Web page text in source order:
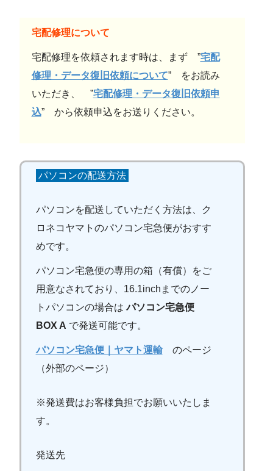
宅配修理について
宅配修理を依頼されます時は、まず ”宅配
修理・データ復旧依頼について” をお読み
いただき、 ”宅配修理・データ復旧依頼申
込” から依頼申込をお送りください。
パソコンの配送方法
パソコンを配送していただく方法は、ク
ロネコヤマトのパソコン宅急便がおすす
めです。
パソコン宅急便の専用の箱（有償）をご
用意なされており、16.1inchまでのノー
トパソコンの場合はパソコン宅急便
BOX A で発送可能です。
パソコン宅急便｜ヤマト運輸のページ
（外部のページ）
※発送費はお客様負担でお願いいたしま
す。
発送先